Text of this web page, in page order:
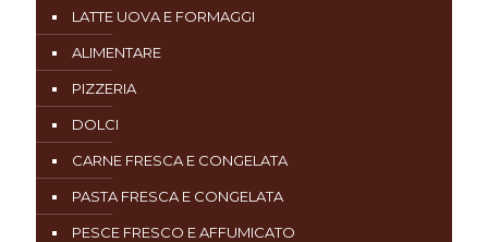
LATTE UOVA E FORMAGGI
ALIMENTARE
PIZZERIA
DOLCI
CARNE FRESCA E CONGELATA
PASTA FRESCA E CONGELATA
PESCE FRESCO E AFFUMICATO